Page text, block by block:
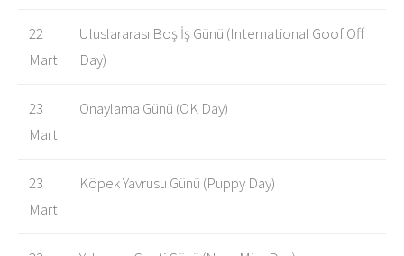
22
Mart
Uluslararası Boş İş Günü (International Goof Off
Day)
23
Mart
Onaylama Günü (OK Day)
23
Mart
Köpek Yavrusu Günü (Puppy Day)